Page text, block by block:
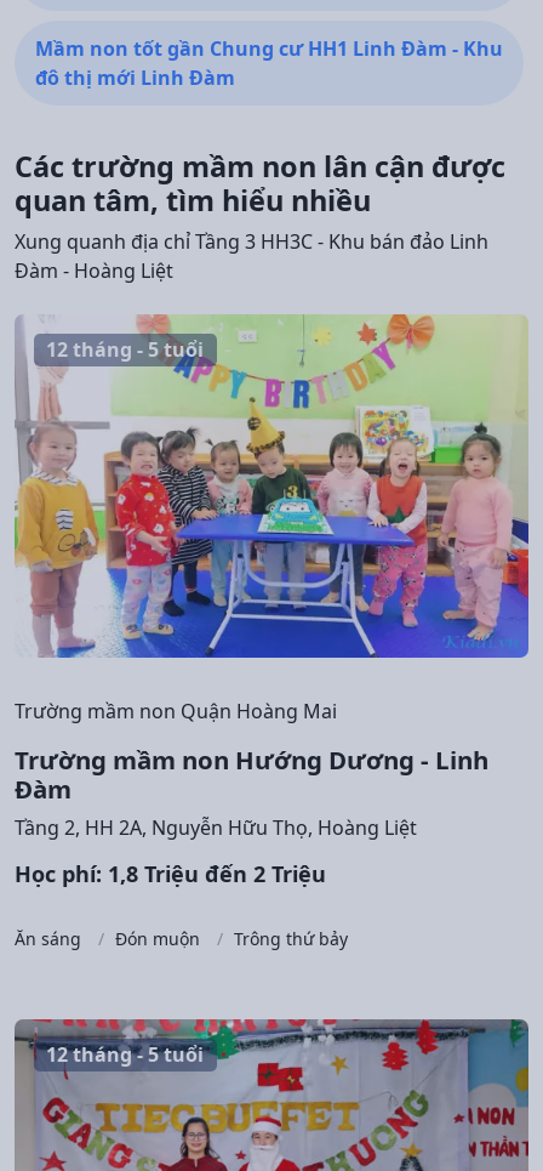
Mầm non tốt gần Chung cư HH1 Linh Đàm - Khu
đô thị mới Linh Đàm
Các trường mầm non lân cận được
quan tâm, tìm hiểu nhiều
Xung quanh địa chỉ Tầng 3 HH3C - Khu bán đảo Linh
Đàm - Hoàng Liệt
12 tháng - 5 tuổi
Trường mầm non Quận Hoàng Mai
Trường mầm non Hướng Dương - Linh
Đàm
Tầng 2, HH 2A, Nguyễn Hữu Thọ, Hoàng Liệt
Học phí: 1,8 Triệu đến 2 Triệu
Ăn sáng Đón muộn Trông thứ bảy
12 tháng - 5 tuổi